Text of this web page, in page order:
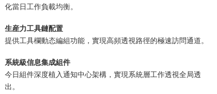
化當日工作負載均衡。
​生産力工具鏈配置​
提供工具欄動态編組功能，實現高頻透視路徑的極速訪問通道。
​系統級信息集成組件​
今日組件深度植入通知中心架構，實現系統層工作透視全局透
出。